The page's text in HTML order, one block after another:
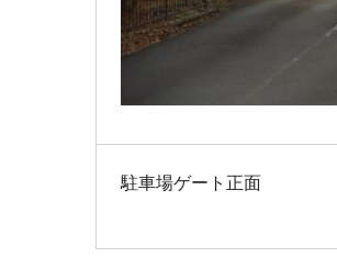
駐車場ゲート正面